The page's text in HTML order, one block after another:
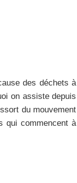
des déchets à
on assiste depuis
du mouvement
qui commencent à